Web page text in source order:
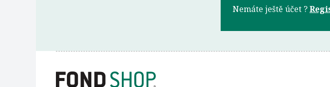
Nemáte ještě účet ?